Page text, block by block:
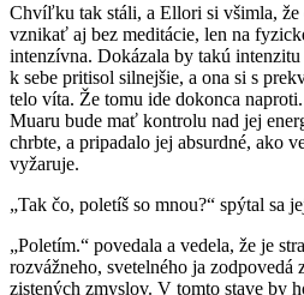
Chvíľku tak stáli, a Ellori si všimla, že
vznikať aj bez meditácie, len na
intenzívna. Dokázala by takú
k sebe pritisol silnejšie, a ona si s
telo víta. Že tomu ide dokonca
Muaru bude mať kontrolu nad jej
chrbte, a pripadalo jej absurdné, ako
vyžaruje.
„Tak čo, poletíš so mnou?“ spýtal sa
„Poletím.“ povedala a vedela, že je
rozvážneho, svetelného ja zodpovedá
zistených zmyslov. V tomto stave by